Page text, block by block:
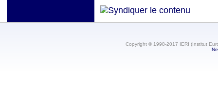
Copyright © 1998-2017 IERI (Institut